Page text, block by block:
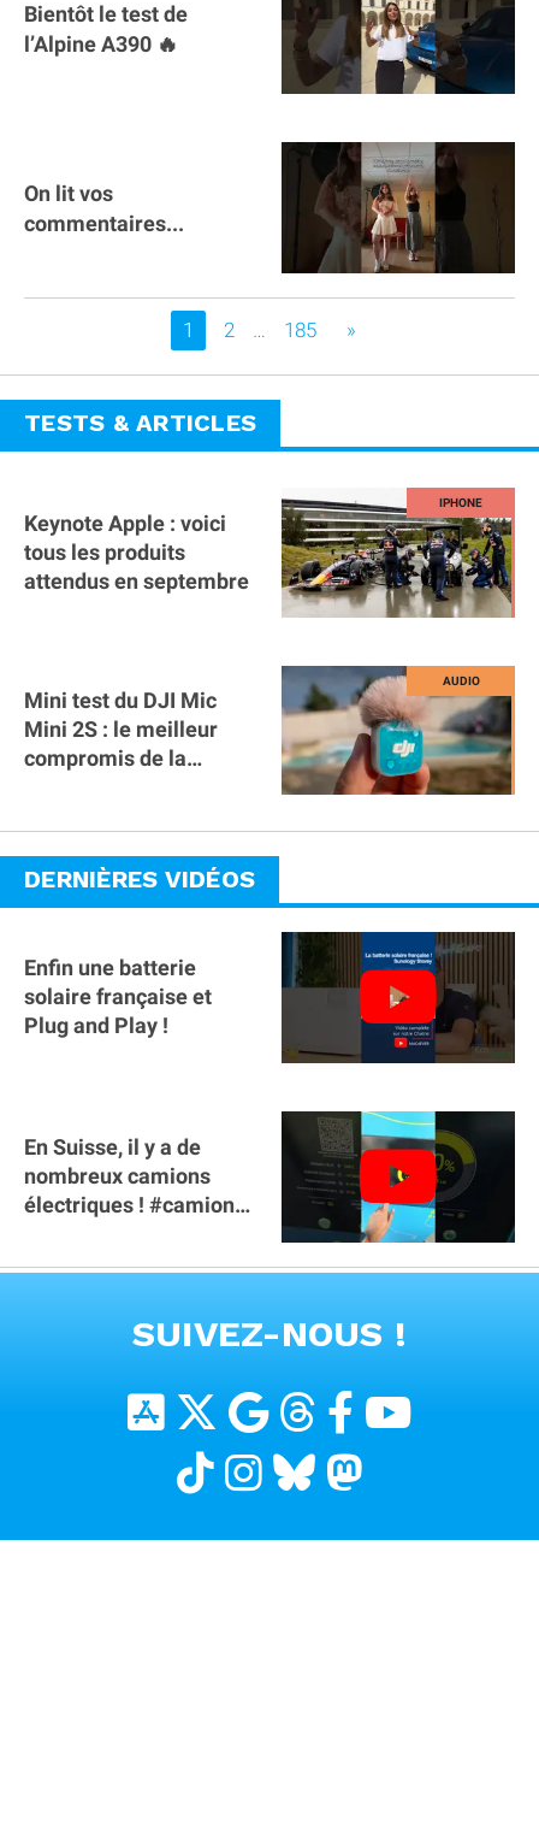
Bientôt le test de
l’Alpine A390 🔥
On lit vos
commentaires...
Vous êtes sur la page
1 2 … 185 »
TESTS & ARTICLES
Keynote Apple : voici
tous les produits
attendus en septembre
Mini test du DJI Mic
Mini 2S : le meilleur
compromis de la
DERNIÈRES VIDÉOS
Enfin une batterie
solaire française et
Plug and Play !
En Suisse, il y a de
nombreux camions
électriques ! #camion
#voitureelectrique
SUIVEZ-NOUS !